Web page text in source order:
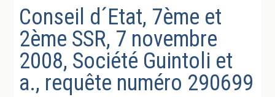
Conseil d´Etat, 7ème et
2ème SSR, 7 novembre
2008, Société Guintoli et
a., requête numéro 290699